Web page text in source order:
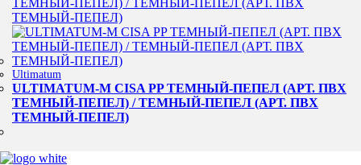
Ultimatum
ULTIMATUM-M CISA PP ТЕМНЫЙ-ПЕПЕЛ (АРТ. ПВХ
ТЕМНЫЙ-ПЕПЕЛ) / ТЕМНЫЙ-ПЕПЕЛ (АРТ. ПВХ
ТЕМНЫЙ-ПЕПЕЛ)